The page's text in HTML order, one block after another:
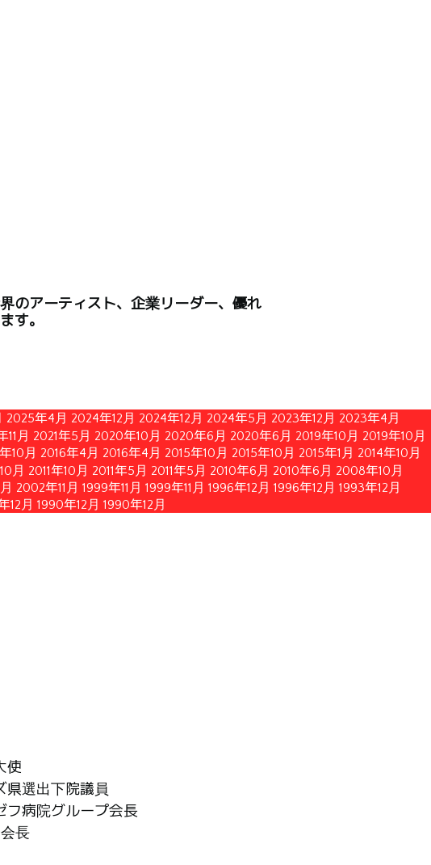
のアーティスト、企業リーダー、優れ
す。
2025年4月 2024年12月 2024年12月 2024年5月 2023年12月 2023年4月
11月 2021年5月 2020年10月 2020年6月 2020年6月 2019年10月 2019年10月
10月 2016年4月 2016年4月 2015年10月 2015年10月 2015年1月 2014年10月
月 2011年10月 2011年5月 2011年5月 2010年6月 2010年6月 2008年10月
2002年11月 1999年11月 1999年11月 1996年12月 1996年12月 1993年12月
12月 1990年12月 1990年12月
使
県選出下院議員
フ病院グループ会長
長